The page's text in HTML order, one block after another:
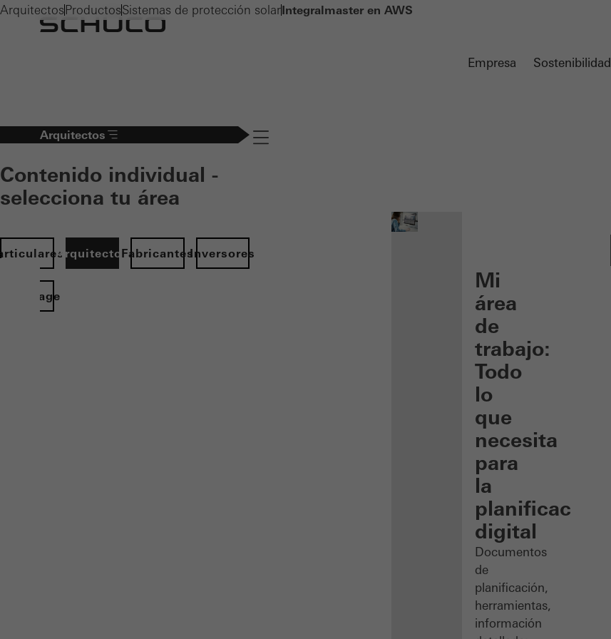
Empresa Sostenibilidad
Arquitectos
Contenido individual -
selecciona tu área
ArquitectosFabricantesInversores
Navigation öffnen
Mi
área
de
trabajo:
Todo
lo
que
necesita
para
la
planificación
digital
Documentos
de
planificación,
herramientas,
información
Arquitectos ProductosSistemas de protección solarIntegralmaster en AWS